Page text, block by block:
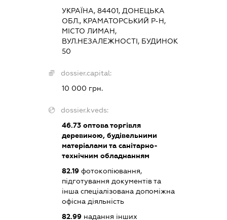
УКРАЇНА, 84401, ДОНЕЦЬКА
ОБЛ., КРАМАТОРСЬКИЙ Р-Н,
МІСТО ЛИМАН,
ВУЛ.НЕЗАЛЕЖНОСТІ, БУДИНОК
50
dossier.capital:
10 000 грн.
dossier.kveds:
46.73оптова торгівля
деревиною, будівельними
матеріалами та санітарно-
технічним обладнанням
82.19фотокопіювання,
підготування документів та
інша спеціалізована допоміжна
офісна діяльність
82.99надання інших